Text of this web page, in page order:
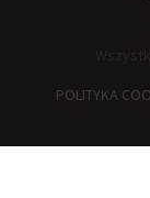
POLITYKA